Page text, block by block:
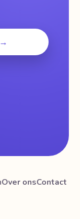
Over onsContact